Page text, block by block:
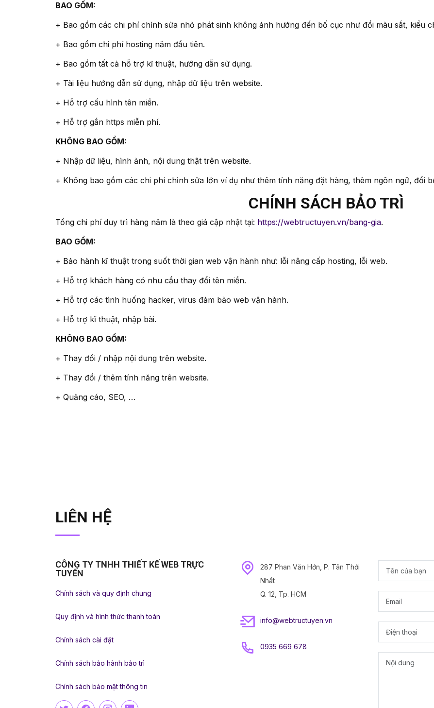
BAO GỒM:
+ Bao gồm các chi phí chỉnh sửa nhỏ phát sinh không ảnh hướng đến bố cục như đổi màu sắt, kiểu
+ Bao gồm chi phí hosting năm đầu tiên.
+ Bao gồm tất cả hỗ trợ kĩ thuật, hướng dẫn sử dụng.
+ Tài liệu hướng dẫn sử dụng, nhập dữ liệu trên website.
+ Hỗ trợ cấu hình tên miền.
+ Hỗ trợ gắn https miễn phí.
KHÔNG BAO GỒM:
+ Nhập dữ liệu, hình ảnh, nội dung thật trên website.
+ Không bao gồm các chi phí chỉnh sửa lớn ví dụ như thêm tính năng đặt hàng, thêm ngôn ngữ, đổi
CHÍNH SÁCH BẢO TRÌ
Tổng chi phí duy trì hàng năm là theo giá cập nhật tại: https://webtructuyen.vn/bang-gia.
BAO GỒM:
+ Bảo hành kĩ thuật trong suốt thời gian web vận hành như: lỗi nâng cấp hosting, lỗi web.
+ Hỗ trợ khách hàng có nhu cầu thay đổi tên miền.
+ Hỗ trợ các tình huống hacker, virus đảm bảo web vận hành.
+ Hỗ trợ kĩ thuật, nhập bài.
KHÔNG BAO GỒM:
+ Thay đổi / nhập nội dung trên website.
+ Thay đổi / thêm tính năng trên website.
+ Quảng cáo, SEO, …
LIÊN HỆ
CÔNG TY TNHH THIẾT KẾ WEB TRỰC
TUYẾN
Chính sách và quy định chung
Quy định và hình thức thanh toán
Chính sách cài đặt
Chính sách bảo hành bảo trì
Chính sách bảo mật thông tin
287 Phan Văn Hớn, P. Tân Thới
Nhất
Q. 12, Tp. HCM
info@webtructuyen.vn
0935 669 678